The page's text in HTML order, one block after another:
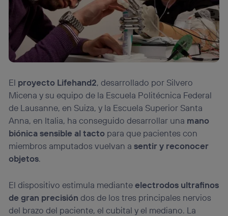
El proyecto Lifehand2, desarrollado por Silvero
Micena y su equipo de la Escuela Politécnica Federal
de Lausanne, en Suiza, y la Escuela Superior Santa
Anna, en Italia, ha conseguido desarrollar una mano
biónica sensible al tacto para que pacientes con
miembros amputados vuelvan asentir y reconocer
objetos.
El dispositivo estimula medianteelectrodos ultrafinos
de gran precisión dos de los tres principales nervios
del brazo del paciente, el cubital y el mediano. La
Si utilizasdatos móviles, el marketing será más
personalizado, ya que se basará únicamente en la
navegación del usuario del móvil.
Puedes gestionar los consentimientos Utiq seleccionando
“Administrar Utiq” en la parte inferior de esta página web o
visitando el
portal de privacidad de Utiq